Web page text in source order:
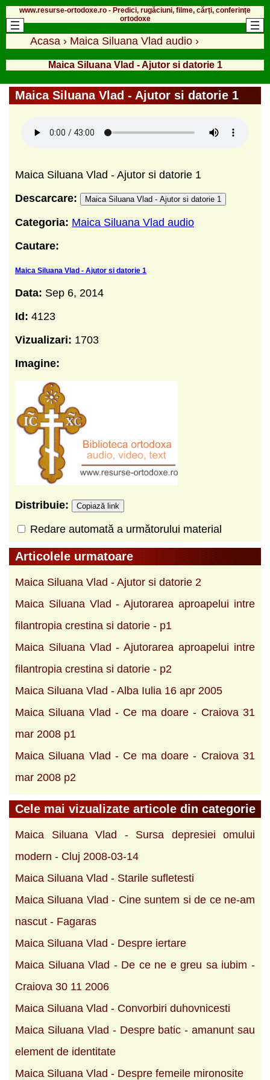
www.resurse-ortodoxe.ro - Predici, rugăciuni, filme, cărți, conferințe
ortodoxe
Acasa › Maica Siluana Vlad audio ›
Maica Siluana Vlad - Ajutor si datorie 1
Maica Siluana Vlad - Ajutor si datorie 1
Maica Siluana Vlad - Ajutor si datorie 1
Descarcare:
Maica Siluana Vlad - Ajutor si datorie 1
Categoria: Maica Siluana Vlad audio
Cautare:
Maica Siluana Vlad - Ajutor si datorie 1
Data: Sep 6, 2014
Id: 4123
Vizualizari: 1703
Imagine:
Distribuie: Copiază link
Redare automată a următorului material
Articolele urmatoare
Maica Siluana Vlad - Ajutor si datorie 2
Maica Siluana Vlad - Ajutorarea aproapelui intre
filantropia crestina si datorie - p1
Maica Siluana Vlad - Ajutorarea aproapelui intre
filantropia crestina si datorie - p2
Maica Siluana Vlad - Alba Iulia 16 apr 2005
Maica Siluana Vlad - Ce ma doare - Craiova 31
mar 2008 p1
Maica Siluana Vlad - Ce ma doare - Craiova 31
mar 2008 p2
Cele mai vizualizate articole din categorie
Maica Siluana Vlad - Sursa depresiei omului
modern - Cluj 2008-03-14
Maica Siluana Vlad - Starile sufletesti
Maica Siluana Vlad - Cine suntem si de ce ne-am
nascut - Fagaras
Maica Siluana Vlad - Despre iertare
Maica Siluana Vlad - De ce ne e greu sa iubim -
Craiova 30 11 2006
Maica Siluana Vlad - Convorbiri duhovnicesti
Maica Siluana Vlad - Despre batic - amanunt sau
element de identitate
Maica Siluana Vlad - Despre femeile mironosite